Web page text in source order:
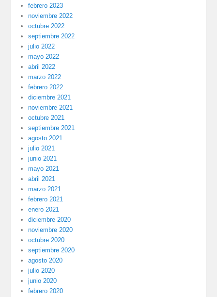
febrero 2023
noviembre 2022
octubre 2022
septiembre 2022
julio 2022
mayo 2022
abril 2022
marzo 2022
febrero 2022
diciembre 2021
noviembre 2021
octubre 2021
septiembre 2021
agosto 2021
julio 2021
junio 2021
mayo 2021
abril 2021
marzo 2021
febrero 2021
enero 2021
diciembre 2020
noviembre 2020
octubre 2020
septiembre 2020
agosto 2020
julio 2020
junio 2020
febrero 2020